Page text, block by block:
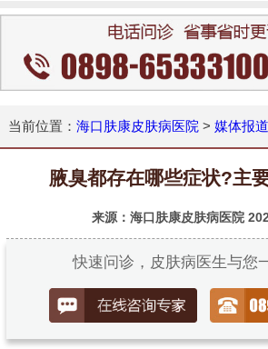
当前位置： 海口肤康皮肤病医院 > 媒体报道
腋臭都存在哪些症状?主
来源：海口肤康皮肤病医院
快速问诊，皮肤病医生与您